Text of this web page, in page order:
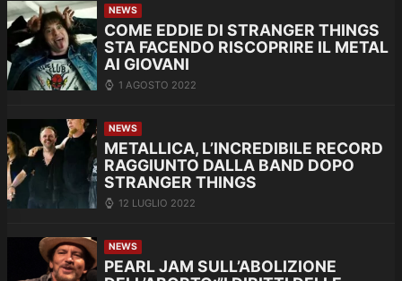
NEWS
COME EDDIE DI STRANGER THINGS
STA FACENDO RISCOPRIRE IL METAL
AI GIOVANI
1 AGOSTO 2022
NEWS
METALLICA, L’INCREDIBILE RECORD
RAGGIUNTO DALLA BAND DOPO
STRANGER THINGS
12 LUGLIO 2022
NEWS
PEARL JAM SULL’ABOLIZIONE